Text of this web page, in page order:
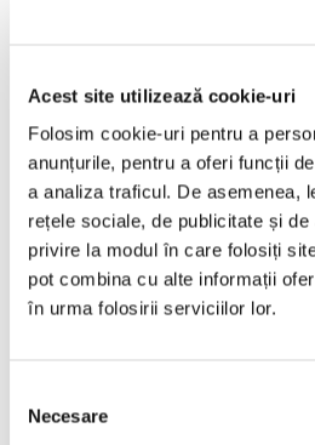
Acest site utilizează cookie-uri
Folosim cookie-uri pentru a
anunțurile, pentru a oferi funcții
a analiza traficul. De asemenea,
rețele sociale, de publicitate și
privire la modul în care folosiți
pot combina cu alte informații
în urma folosirii serviciilor lor.
consimțământului
Necesare
❮